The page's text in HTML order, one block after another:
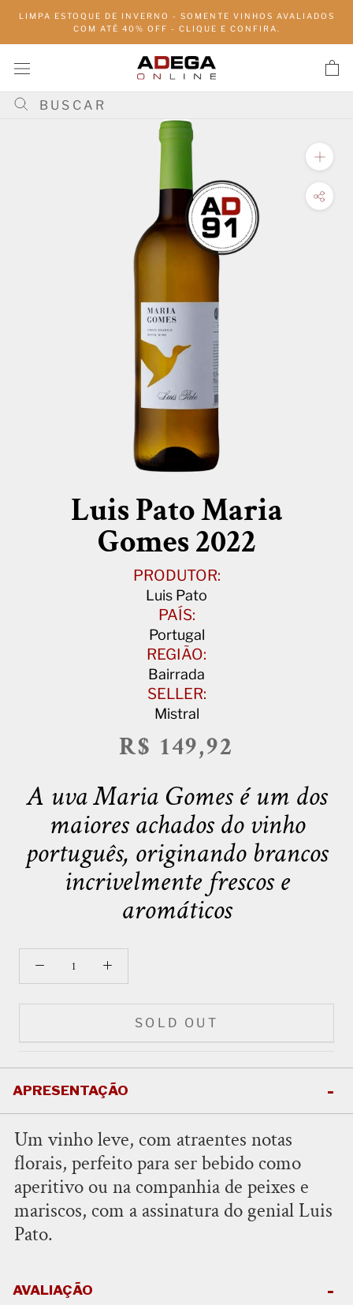
conteúdo
LIMPA ESTOQUE DE INVERNO - SOMENTE VINHOS AVALIADOS
COM ATÉ 40% OFF - CLIQUE E CONFIRA.
Luis Pato Maria
Gomes 2022
PRODUTOR:
Luis Pato
PAÍS:
Portugal
REGIÃO:
Bairrada
SELLER:
Mistral
R$ 149,92
A uva Maria Gomes é um dos
maiores achados do vinho
português, originando brancos
incrivelmente frescos e
aromáticos
SOLD OUT
APRESENTAÇÃO
Um vinho leve, com atraentes notas
florais, perfeito para ser bebido como
aperitivo ou na companhia de peixes e
mariscos, com a assinatura do genial Luis
Pato.
AVALIAÇÃO